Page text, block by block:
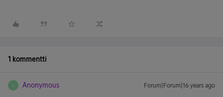
1 kommentti
A Anonymous Forum|Forum|16 years ago